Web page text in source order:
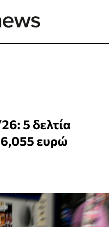
5 δελτία
ευρώ